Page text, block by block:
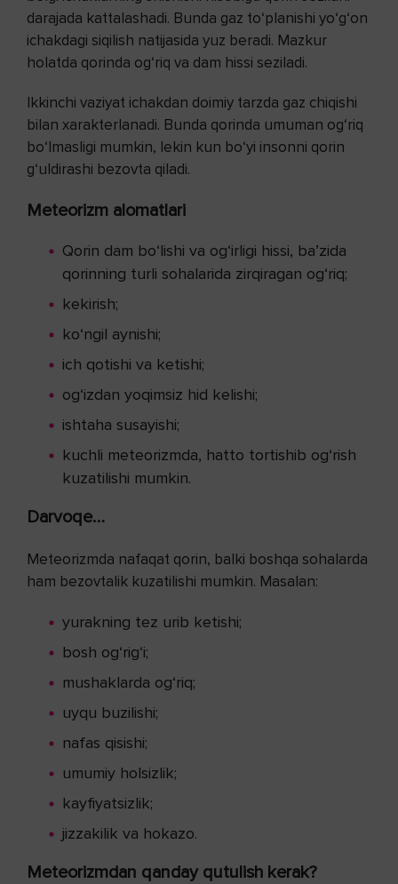
darajada kattalashadi. Bunda gaz to‘planishi yo‘g‘on
ichakdagi siqilish natijasida yuz beradi. Mazkur
holatda qorinda og‘riq va dam hissi seziladi.
Ikkinchi vaziyat ichakdan doimiy tarzda gaz chiqishi
bilan xarakterlanadi. Bunda qorinda umuman og‘riq
bo‘lmasligi mumkin, lekin kun bo‘yi insonni qorin
g‘uldirashi bezovta qiladi.
Meteorizm alomatlari
Qorin dam bo‘lishi va og‘irligi hissi, ba’zida
qorinning turli sohalarida zirqiragan og‘riq;
kekirish;
ko‘ngil aynishi;
ich qotishi va ketishi;
og‘izdan yoqimsiz hid kelishi;
ishtaha susayishi;
kuchli meteorizmda, hatto tortishib og‘rish
kuzatilishi mumkin.
Darvoqe…
Meteorizmda nafaqat qorin, balki boshqa sohalarda
ham bezovtalik kuzatilishi mumkin. Masalan:
yurakning tez urib ketishi;
bosh og‘rig‘i;
mushaklarda og‘riq;
uyqu buzilishi;
nafas qisishi;
umumiy holsizlik;
kayfiyatsizlik;
jizzakilik va hokazo.
Meteorizmdan qanday qutulish kerak?